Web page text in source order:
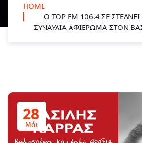
HOME
Ο TOP FM 106.4 ΣΕ
ΣΥΝΑΥΛΊΑ ΑΦΙΈΡΩΜΑ ΣΤΟΝ
28
Μάι